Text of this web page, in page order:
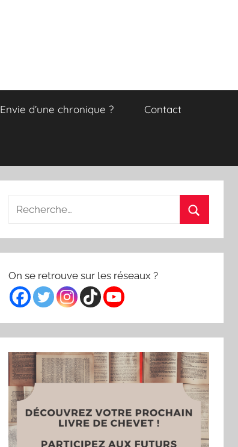
Envie d’une chronique ? Contact
Recherche
:
On se retrouve sur les réseaux ?